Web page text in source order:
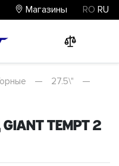
Магазины RO RU
— 27.5\"
—
Tempt 2